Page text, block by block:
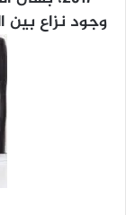
وجود نزاع بين